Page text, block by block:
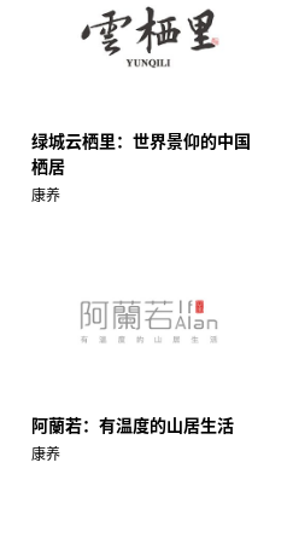
绿城云栖里：世界景仰的中国
栖居
康养
阿蘭若：有温度的山居生活
康养